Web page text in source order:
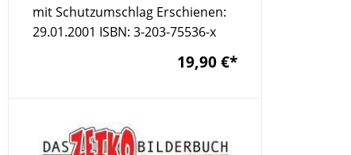
mit Schutzumschlag Erschienen:
29.01.2001 ISBN: 3-203-75536-x
19,90 €*